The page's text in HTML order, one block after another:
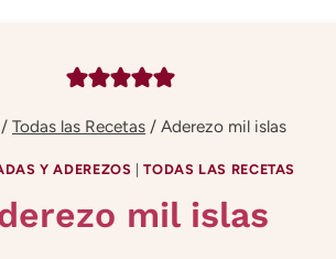
/ Todas las Recetas / Aderezo mil islas
Y ADEREZOS |TODAS LAS RECETAS
mil islas